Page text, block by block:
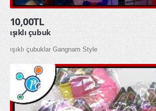
MASKELER & KOSTÜMLER
Kostümler
Maskeler
Şapkalar
HEDİYELİK ÜRÜNLER
Diğer Hediyelik Ürünler
10,00TL
ışıklı çubuk
ışıklı çubuklar Gangnam Style